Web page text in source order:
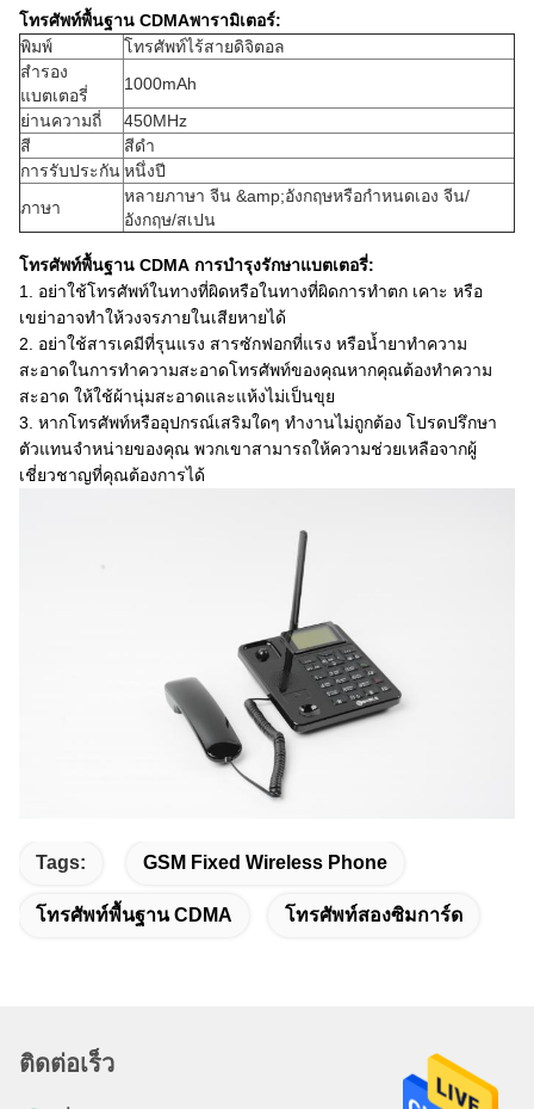
โทรศัพท์พื้นฐาน CDMAพารามิเตอร์:
พิมพ์
โทรศัพท์ไร้สายดิจิตอล
สำรอง
แบตเตอรี่
1000mAh
ย่านความถี่
450MHz
สี
สีดำ
การรับประกันหนึ่งปี
ภาษา
หลายภาษา จีน &amp;อังกฤษหรือกำหนดเอง จีน/
อังกฤษ/สเปน
โทรศัพท์พื้นฐาน CDMA การบำรุงรักษาแบตเตอรี่:
1. อย่าใช้โทรศัพท์ในทางที่ผิดหรือในทางที่ผิดการทำตก เคาะ หรือ
เขย่าอาจทำให้วงจรภายในเสียหายได้
2. อย่าใช้สารเคมีที่รุนแรง สารซักฟอกที่แรง หรือน้ำยาทำความ
สะอาดในการทำความสะอาดโทรศัพท์ของคุณหากคุณต้องทำความ
สะอาด ให้ใช้ผ้านุ่มสะอาดและแห้งไม่เป็นขุย
3. หากโทรศัพท์หรืออุปกรณ์เสริมใดๆ ทำงานไม่ถูกต้อง โปรดปรึกษา
ตัวแทนจำหน่ายของคุณ พวกเขาสามารถให้ความช่วยเหลือจากผู้
เชี่ยวชาญที่คุณต้องการได้
Tags: GSM Fixed Wireless Phone
โทรศัพท์พื้นฐาน CDMA โทรศัพท์สองซิมการ์ด
ติดต่อเร็ว